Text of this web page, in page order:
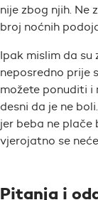
nije zbog njih. Ne
broj noćnih
Ipak mislim da su
neposredno prije
možete ponuditi i
desni da je ne
jer beba ne plače
vjerojatno se
Pitanja i